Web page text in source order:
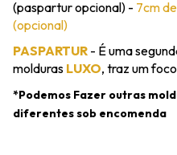
(paspartur opcional) - 7cm
(opcional)
PASPARTUR - É uma
molduras LUXO, traz um
*Podemos Fazer outras
diferentes sob encomenda